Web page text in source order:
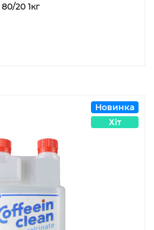
20 1кг
Новинка
Хіт